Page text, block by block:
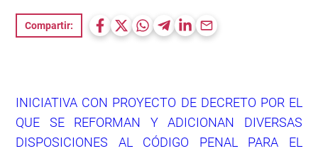
Compartir:
INICIATIVA CON PROYECTO DE DECRETO POR EL
QUE SE REFORMAN Y ADICIONAN DIVERSAS
DISPOSICIONES AL CÓDIGO PENAL PARA EL